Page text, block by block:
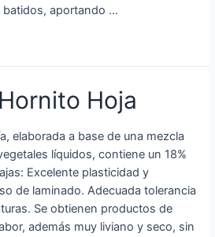
batidos, aportando …
Hoja
elaborada a base de una mezcla
líquidos, contiene un 18%
Excelente plasticidad y
de laminado. Adecuada tolerancia
Se obtienen productos de
además muy liviano y seco, sin